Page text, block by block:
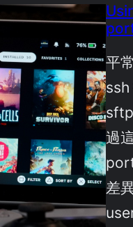
平
ssh
sftp
過
差